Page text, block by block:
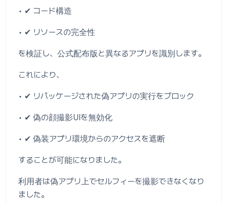
• ✔ コード構造
• ✔ リソースの完全性
を検証し、公式配布版と異なるアプリを識別します。
これにより、
• ✔ リパッケージされた偽アプリの実行をブロック
• ✔ 偽の顔撮影UIを無効化
• ✔ 偽装アプリ環境からのアクセスを遮断
することが可能になりました。
利用者は偽アプリ上でセルフィーを撮影できなくなり
ました。